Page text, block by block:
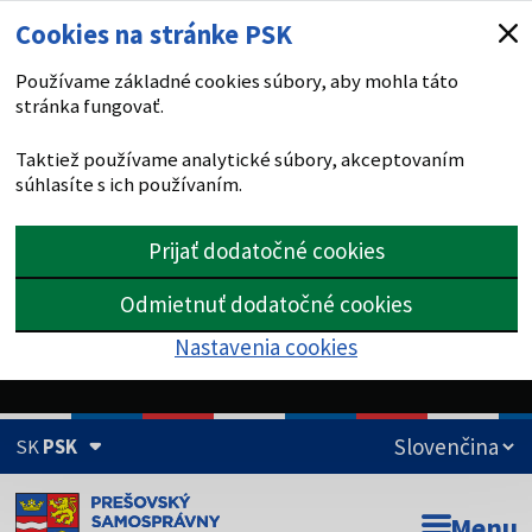
Cookies na stránke PSK
Používame základné cookies súbory, aby mohla táto
stránka fungovať.
Taktiež používame analytické súbory, akceptovaním
súhlasíte s ich používaním.
Prijať dodatočné cookies
Odmietnuť dodatočné cookies
Nastavenia cookies
SKPSK
Doména psk.sk je oficiálna